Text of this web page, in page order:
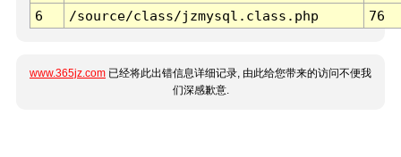
6
/source/class/jzmysql.class.php 76
www.365jz.com 已经将此出错信息详细记录, 由此给您带来的访问不便我
们深感歉意.